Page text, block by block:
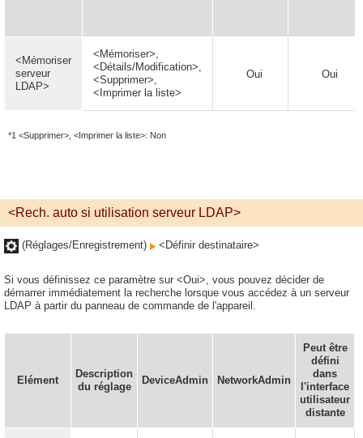
<Mémoriser
serveur
LDAP>
<Mémoriser>,
<Détails/Modification>,
<Supprimer>,
<Imprimer la liste>
Oui Oui
*1 <Supprimer>, <Imprimer la liste>: Non
<Rech. auto si utilisation serveur LDAP>
(Réglages/Enregistrement) <Définir destinataire>
Si vous définissez ce paramètre sur <Oui>, vous pouvez décider de
démarrer immédiatement la recherche lorsque vous accédez à un serveur
LDAP à partir du panneau de commande de l'appareil.
Elément
Description
du réglage
DeviceAdmin NetworkAdmin
Peut être
défini
dans
l'interface
utilisateur
distante